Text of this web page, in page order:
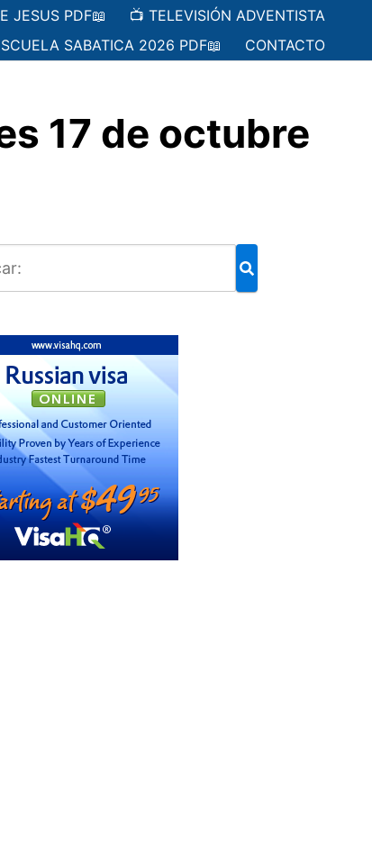
JESUS PDF📖
📺 TELEVISIÓN ADVENTISTA
SABATICA 2026 PDF📖 CONTACTO
17 de octubre